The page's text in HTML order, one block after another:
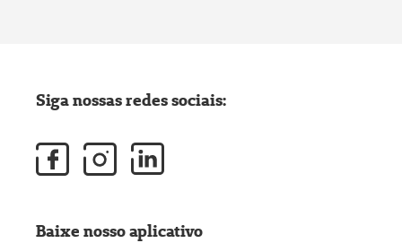
Siga nossas redes sociais:
Baixe nosso aplicativo